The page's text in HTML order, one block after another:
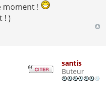
moment !
! )
santis
Buteur